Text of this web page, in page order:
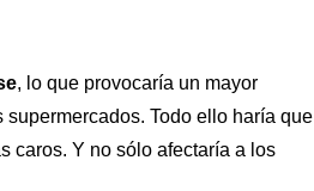
, lo que provocaría un mayor
Todo ello haría que
caros. Y no sólo afectaría a los